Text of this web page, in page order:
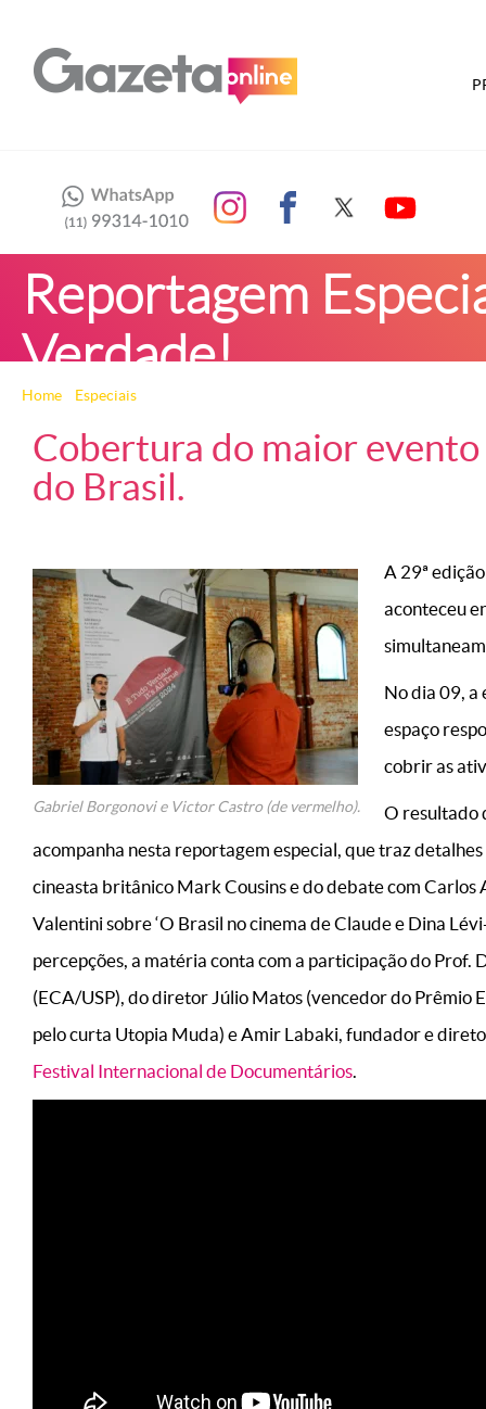
Reportagem
Verdade!
Home Especiais
Cobertura do maior
do Brasil.
Gabriel Borgonovi e Victor Castro (de vermelho).
A 29ª
aconteceu
No dia 09, a
espaço
cobrir as
O resultado
acompanha nesta reportagem especial, que traz
cineasta britânico Mark Cousins e do debate com Carlos
Valentini sobre ‘O Brasil no cinema de Claude e Dina
percepções, a matéria conta com a participação do Prof.
(ECA/USP), do diretor Júlio Matos (vencedor do Prêmio
pelo curta Utopia Muda) e Amir Labaki, fundador e
Festival Internacional de Documentários.